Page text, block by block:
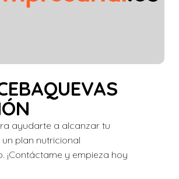
ayudarte a alcanzar tu
plan nutricional
¡Contáctame y empieza hoy